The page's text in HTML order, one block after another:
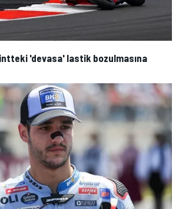
'devasa' lastik bozulmasına